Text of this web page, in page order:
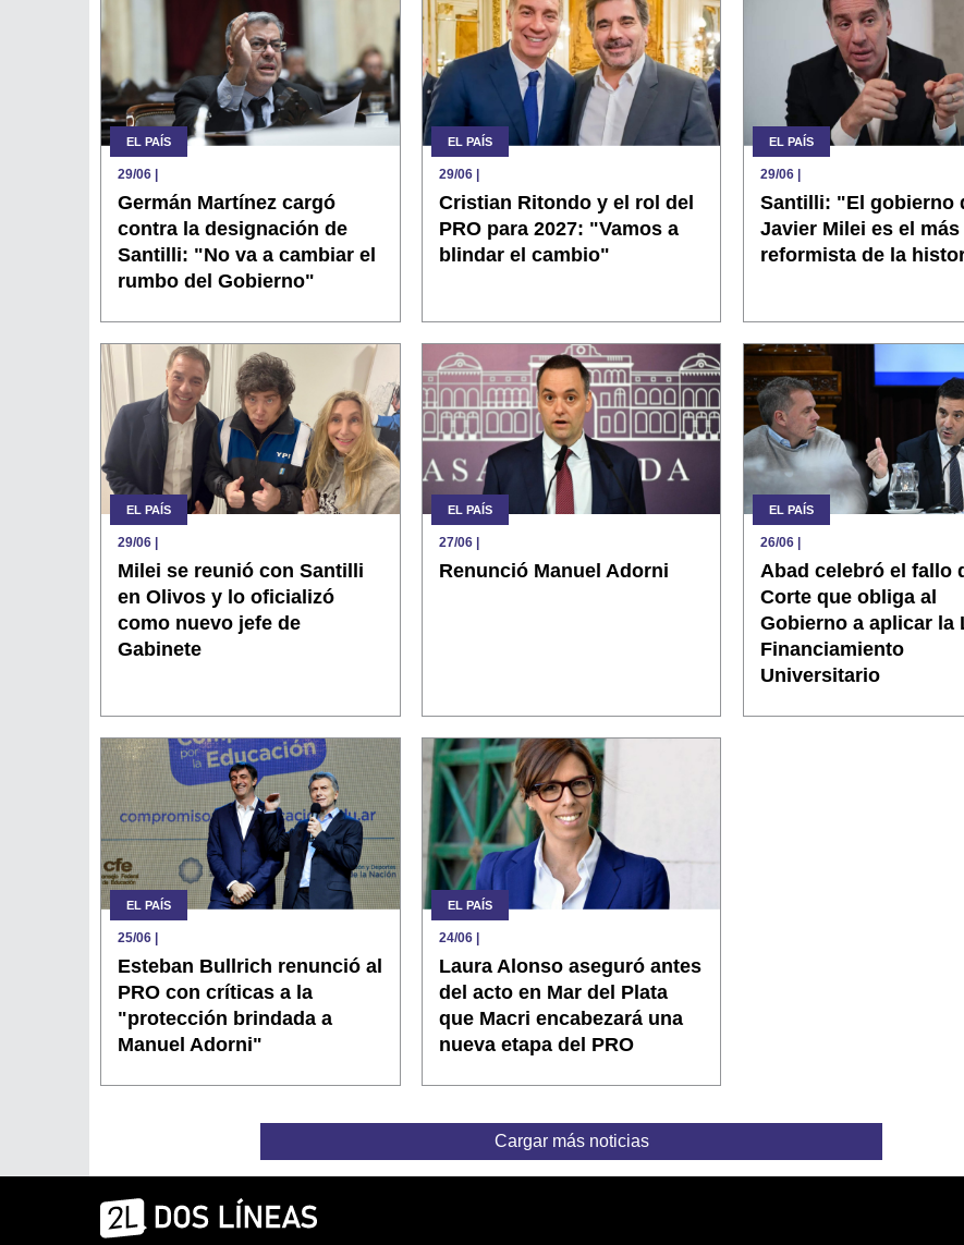
EL PAÍS
29/06 |
Germán Martínez cargó
contra la designación de
Santilli: "No va a cambiar el
rumbo del Gobierno"
EL PAÍS
29/06|
Cristian Ritondo y el rol del
PRO para 2027: "Vamos a
blindar el cambio"
EL PAÍS
29/06|
Santilli: "El gobierno
Javier Milei es el más
reformista de la
EL PAÍS
29/06
Milei se reunió con Santilli
en Olivos y lo oficializó
como nuevo jefe de
Gabinete
EL PAÍS
27/06|
Renunció Manuel Adorni
EL PAÍS
26/06|
Abad celebró el fallo
Corte que obliga al
Gobierno a aplicar la
Financiamiento
Universitario
EL PAÍS
25/06 |
Esteban Bullrich renunció al
PRO con críticas a la
"protección brindada a
Manuel Adorni"
EL PAÍS
24/06|
Laura Alonso aseguró antes
del acto en Mar del Plata
que Macri encabezará una
nueva etapa del PRO
Cargar más noticias